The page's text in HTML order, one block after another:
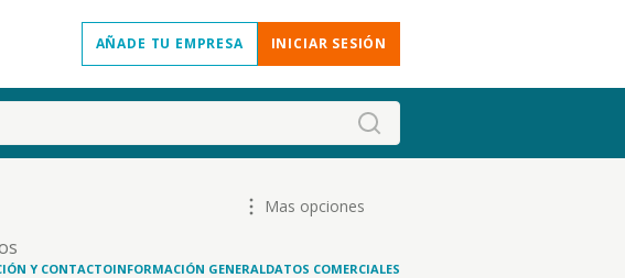
AÑADE TU EMPRESA INICIAR SESIÓN
Mas opciones
Y CONTACTOINFORMACIÓN GENERALDATOS COMERCIALES